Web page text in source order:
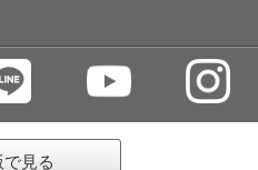
で見る